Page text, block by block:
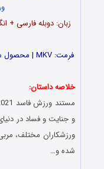
خلاصه داستان:
و جنایت و فساد در
ورزشکاران مختلف،
شده و…